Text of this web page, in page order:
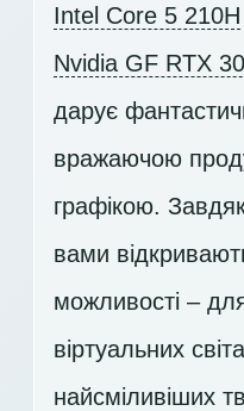
Intel Core 5 210H
Nvidia GF RTX
дарує
вражаючою
графікою.
вами
можливості –
віртуальних
найсміливіших